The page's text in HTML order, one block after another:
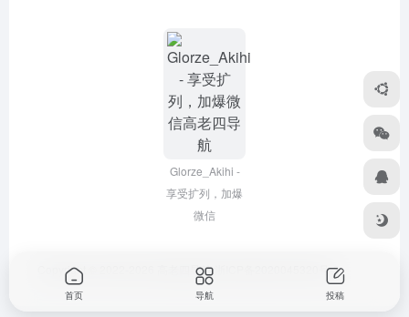
Glorze_Akihi -
享受扩列，加爆
微信
Copyright © 2022-2026 高老四导航 浙ICP备2020045320号-3
首页 导航 投稿